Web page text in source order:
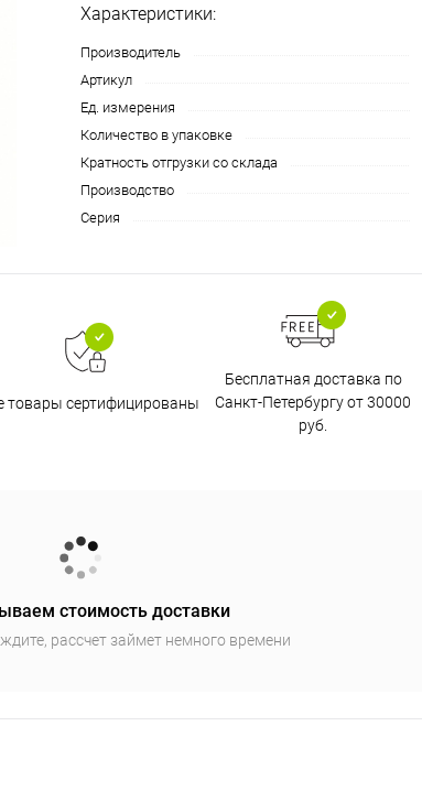
Характеристики:
Производитель
Артикул
Ед. измерения
Количество в упаковке
Кратность отгрузки со склада
Производство
Серия
товары сертифицированы
Бесплатная доставка по
Санкт-Петербургу от 30000
руб.
стоимость доставки
рассчет займет немного времени